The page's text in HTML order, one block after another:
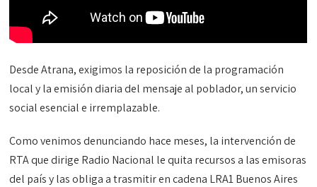
Desde Atrana, exigimos la reposición de la programación
local y la emisión diaria del mensaje al poblador, un servicio
social esencial e irremplazable.
Como venimos denunciando hace meses, la intervención de
RTA que dirige Radio Nacional le quita recursos a las emisoras
del país y las obliga a trasmitir en cadena LRA1 Buenos Aires